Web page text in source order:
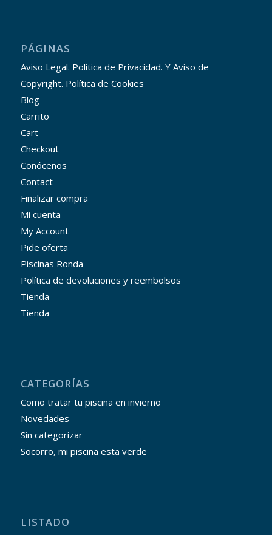
PÁGINAS
Aviso Legal. Política de Privacidad. Y Aviso de
Copyright. Política de Cookies
Blog
Carrito
Cart
Checkout
Conócenos
Contact
Finalizar compra
Mi cuenta
My Account
Pide oferta
Piscinas Ronda
Política de devoluciones y reembolsos
Tienda
Tienda
CATEGORÍAS
Como tratar tu piscina en invierno
Novedades
Sin categorizar
Socorro, mi piscina esta verde
LISTADO